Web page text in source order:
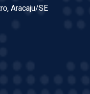
Aracaju/SE